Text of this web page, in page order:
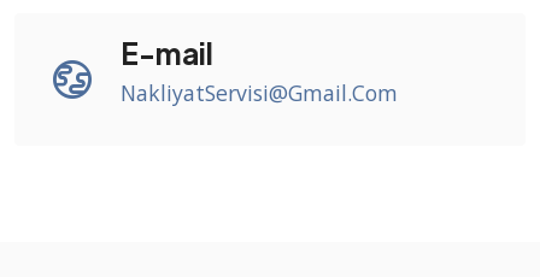
E-mail
NakliyatServisi@Gmail.Com